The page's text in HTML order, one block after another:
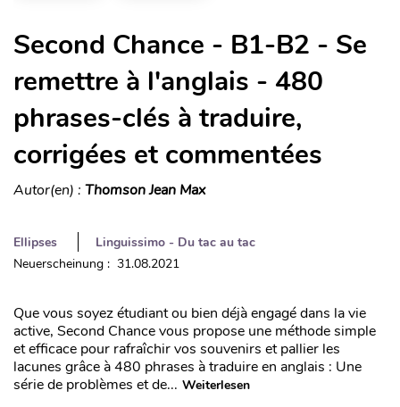
Second Chance - B1-B2 - Se
remettre à l'anglais - 480
phrases-clés à traduire,
corrigées et commentées
Autor(en) : Thomson Jean Max
Ellipses
Linguissimo - Du tac au tac
Neuerscheinung : 31.08.2021
Que vous soyez étudiant ou bien déjà engagé dans la vie
active, Second Chance vous propose une méthode simple
et efficace pour rafraîchir vos souvenirs et pallier les
lacunes grâce à 480 phrases à traduire en anglais : Une
série de problèmes et de... Weiterlesen